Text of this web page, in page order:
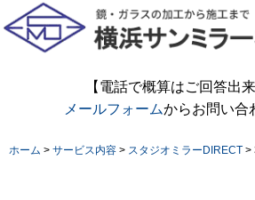
【電話で概算はご回答出
メールフォームからお問い合
ホーム > サービス内容 > スタジオミラーDIRECT >